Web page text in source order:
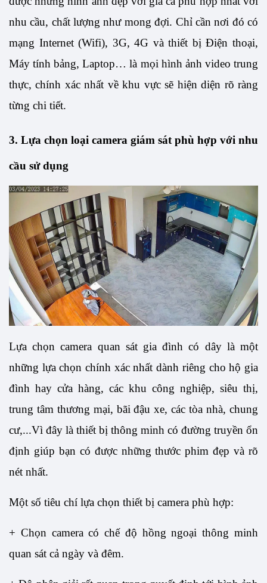
nhu cầu, chất lượng như mong đợi. Chỉ cần nơi đó có
mạng Internet (Wifi), 3G, 4G và thiết bị Điện thoại,
Máy tính bảng, Laptop… là mọi hình ảnh video trung
thực, chính xác nhất về khu vực sẽ hiện diện rõ ràng
từng chi tiết.
3. Lựa chọn loại camera giám sát phù hợp với nhu
cầu sử dụng
Lựa chọn camera quan sát gia đình có dây là một
những lựa chọn chính xác nhất dành riêng cho hộ gia
đình hay cửa hàng, các khu công nghiệp, siêu thị,
trung tâm thương mại, bãi đậu xe, các tòa nhà, chung
cư,...Vì đây là thiết bị thông minh có đường truyền ổn
định giúp bạn có được những thước phim đẹp và rõ
nét nhất.
Một số tiêu chí lựa chọn thiết bị camera phù hợp:
+ Chọn camera có chế độ hồng ngoại thông minh
quan sát cả ngày và đêm.